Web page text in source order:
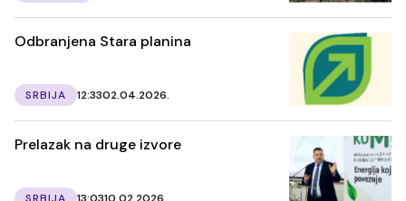
Odbranjena Stara planina
SRBIJA 12:3302.04.2026.
Prelazak na druge izvore